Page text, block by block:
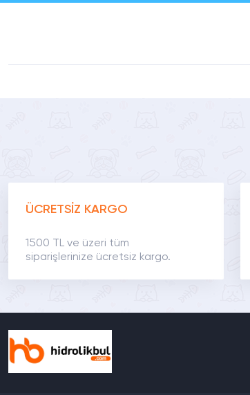
ÜCRETSİZ KARGO
1500 TL ve üzeri tüm
siparişlerinize ücretsiz kargo.